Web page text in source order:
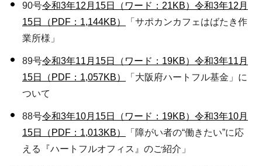
90号令和3年12月15日（ワード：21KB） 令和3年12月
15日（PDF：1,144KB）
「サポカンカフェはばたき作
業所様」
89号令和3年11月15日（ワード：19KB） 令和3年11月
15日（PDF：1,057KB）
「大阪府ハートフル基金」に
ついて
88号令和3年10月15日（ワード：19KB） 令和3年10月
15日（PDF：1,013KB）
「障がい者の“働きたい”に応
える『ハートフルオフィス』のご紹介」